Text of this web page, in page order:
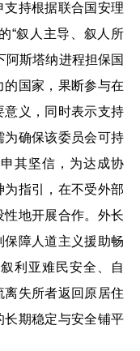
持根据联合国安理
“叙人主导、叙人所
阿斯塔纳进程担保国
的国家，果断参与在
意义，同时表示支持
为确保该委员会可持
其坚信，为达成协
指引，在不受外部
地开展合作。外长
障人道主义援助畅
利亚难民安全、自
失所者返回原居住
长期稳定与安全铺平